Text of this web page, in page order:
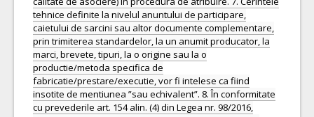
tehnice definite la nivelul anuntului de participare,
caietului de sarcini sau altor documente complementare,
prin trimiterea standardelor, la un anumit producator, la
marci, brevete, tipuri, la o origine sau la o
productie/metoda specifica de
fabricatie/prestare/executie, vor fi intelese ca fiind
insotite de mentiunea ”sau echivalent”. 8. În conformitate
cu prevederile art. 154 alin. (4) din Legea nr. 98/2016,